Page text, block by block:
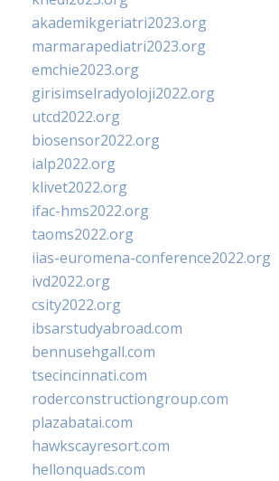
akademikgeriatri2023.org
marmarapediatri2023.org
emchie2023.org
girisimselradyoloji2022.org
utcd2022.org
biosensor2022.org
ialp2022.org
klivet2022.org
ifac-hms2022.org
taoms2022.org
iias-euromena-conference2022.org
ivd2022.org
csity2022.org
ibsarstudyabroad.com
bennusehgall.com
tsecincinnati.com
roderconstructiongroup.com
plazabatai.com
hawkscayresort.com
hellonquads.com